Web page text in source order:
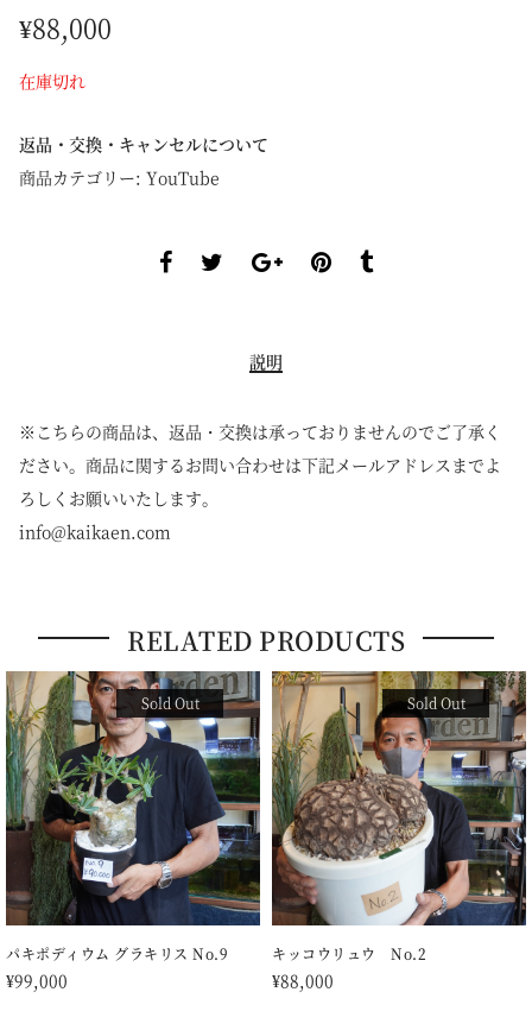
¥88,000
在庫切れ
返品・交換・キャンセルについて
商品カテゴリー: YouTube
説明
※こちらの商品は、返品・交換は承っておりませんのでご了承く
ださい。商品に関するお問い合わせは下記メールアドレスまでよ
ろしくお願いいたします。
info@kaikaen.com
RELATED PRODUCTS
Sold Out
パキポディウム グラキリス No.9
¥99,000
Sold Out
キッコウリュウ No.2
¥88,000